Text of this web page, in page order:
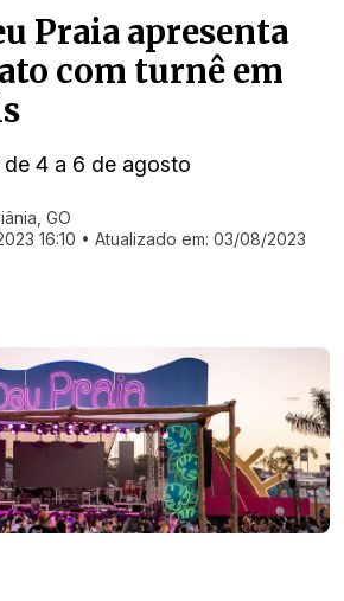
Praia apresenta
com turnê em
4 a 6 de agosto
GO
16:10 • Atualizado em: 03/08/2023